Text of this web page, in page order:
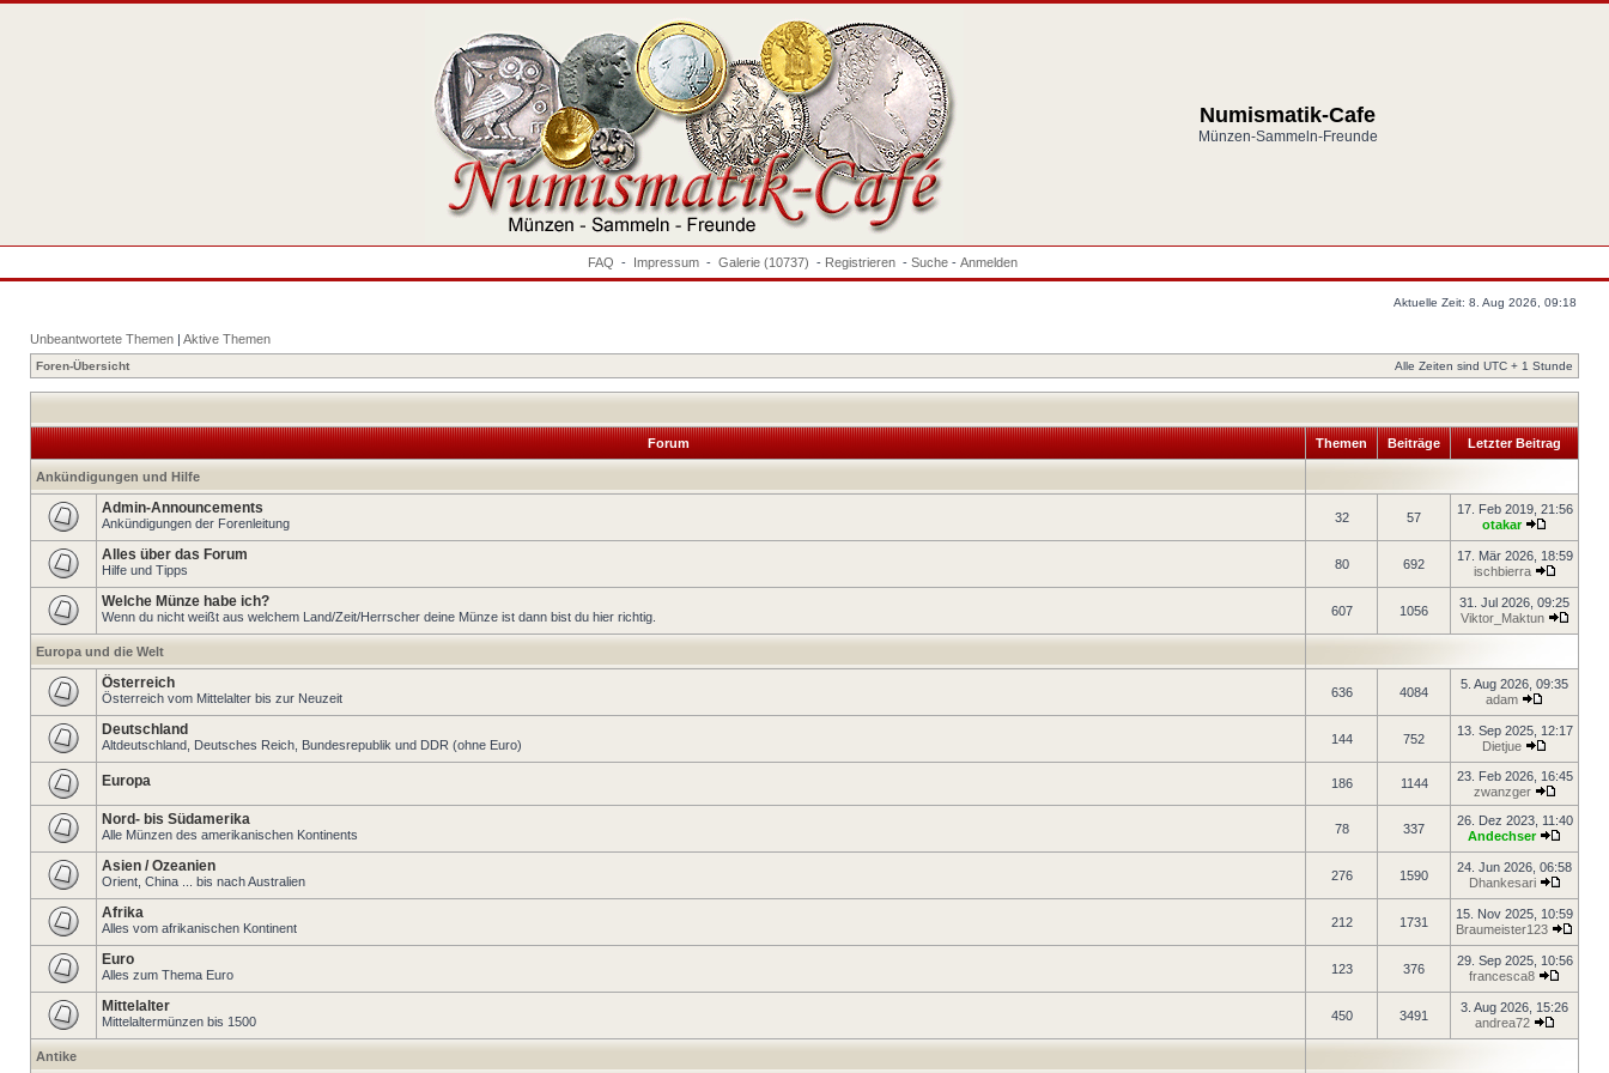
Numismatik-Cafe
Münzen-Sammeln-Freunde
FAQ - Impressum - Galerie (10737) - Registrieren - Suche - Anmelden
Aktuelle Zeit: 8. Aug 2026, 09:18
Unbeantwortete Themen | Aktive Themen
Foren-Übersicht Alle Zeiten sind UTC + 1 Stunde
Forum Themen Beiträge Letzter Beitrag
Ankündigungen und Hilfe
Admin-Announcements
Ankündigungen der Forenleitung 32 57
17. Feb 2019, 21:56
otakar
Alles über das Forum
Hilfe und Tipps 80 692
17. Mär 2026, 18:59
ischbierra
Welche Münze habe ich?
Wenn du nicht weißt aus welchem Land/Zeit/Herrscher deine Münze ist dann bist du hier richtig. 607 1056
31. Jul 2026, 09:25
Viktor_Maktun
Europa und die Welt
Österreich
Österreich vom Mittelalter bis zur Neuzeit 636 4084
5. Aug 2026, 09:35
adam
Deutschland
Altdeutschland, Deutsches Reich, Bundesrepublik und DDR (ohne Euro) 144 752
13. Sep 2025, 12:17
Dietjue
Europa 186 1144
23. Feb 2026, 16:45
zwanzger
Nord- bis Südamerika
Alle Münzen des amerikanischen Kontinents 78 337
26. Dez 2023, 11:40
Andechser
Asien / Ozeanien
Orient, China ... bis nach Australien 276 1590
24. Jun 2026, 06:58
Dhankesari
Afrika
Alles vom afrikanischen Kontinent 212 1731
15. Nov 2025, 10:59
Braumeister123
Euro
Alles zum Thema Euro 123 376
29. Sep 2025, 10:56
francesca8
Mittelalter
Mittelaltermünzen bis 1500 450 3491
3. Aug 2026, 15:26
andrea72
Antike